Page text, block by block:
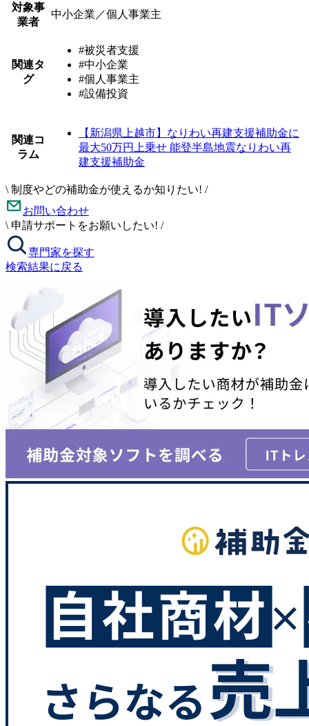
対象事
業者
中小企業／個人事業主
関連タ
グ
#被災者支援
#中小企業
#個人事業主
#設備投資
関連コ
ラム
【新潟県上越市】なりわい再建支援補助金に
最大50万円上乗せ 能登半島地震なりわい再
建支援補助金
\ 制度やどの補助金が使えるか知りたい! /
お問い合わせ
\ 申請サポートをお願いしたい! /
専門家を探す
検索結果に戻る